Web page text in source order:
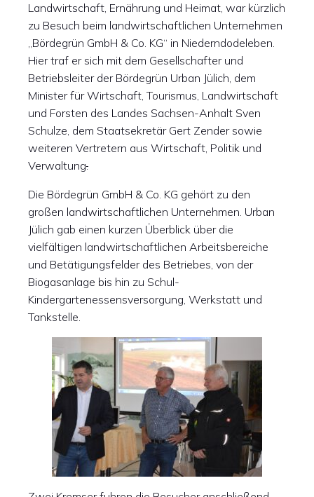
Landwirtschaft, Ernährung und Heimat, war kürzlich
zu Besuch beim landwirtschaftlichen Unternehmen
„Bördegrün GmbH & Co. KG“ in Niederndodeleben.
Hier traf er sich mit dem Gesellschafter und
Betriebsleiter der Bördegrün Urban Jülich, dem
Minister für Wirtschaft, Tourismus, Landwirtschaft
und Forsten des Landes Sachsen-Anhalt Sven
Schulze, dem Staatsekretär Gert Zender sowie
weiteren Vertretern aus Wirtschaft, Politik und
Verwaltung.
Die Bördegrün GmbH & Co. KG gehört zu den
großen landwirtschaftlichen Unternehmen. Urban
Jülich gab einen kurzen Überblick über die
vielfältigen landwirtschaftlichen Arbeitsbereiche
und Betätigungsfelder des Betriebes, von der
Biogasanlage bis hin zu Schul-
Kindergartenessensversorgung, Werkstatt und
Tankstelle.